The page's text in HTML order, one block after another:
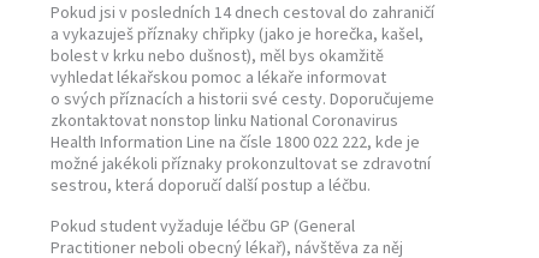
Pokud jsi v posledních 14 dnech cestoval do zahraničí
a vykazuješ příznaky chřipky (jako je horečka, kašel,
bolest v krku nebo dušnost), měl bys okamžitě
vyhledat lékařskou pomoc a lékaře informovat
o svých příznacích a historii své cesty. Doporučujeme
zkontaktovat nonstop linku National Coronavirus
Health Information Line na čísle 1800 022 222, kde je
možné jakékoli příznaky prokonzultovat se zdravotní
sestrou, která doporučí další postup a léčbu.
Pokud student vyžaduje léčbu GP (General
Practitioner neboli obecný lékař), návštěva za něj